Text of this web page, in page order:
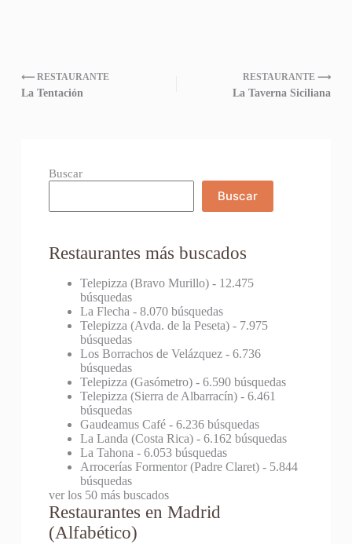
⟵ RESTAURANTE
La Tentación
RESTAURANTE ⟶
La Taverna Siciliana
Buscar
Buscar
Restaurantes más buscados
Telepizza (Bravo Murillo)- 12.475
búsquedas
La Flecha - 8.070 búsquedas
Telepizza (Avda. de la Peseta)- 7.975
búsquedas
Los Borrachos de Velázquez- 6.736
búsquedas
Telepizza (Gasómetro)- 6.590 búsquedas
Telepizza (Sierra de Albarracín)- 6.461
búsquedas
Gaudeamus Café- 6.236 búsquedas
La Landa (Costa Rica)- 6.162 búsquedas
La Tahona - 6.053 búsquedas
Arrocerías Formentor (Padre Claret)- 5.844
búsquedas
ver los 50 más buscados
Restaurantes en Madrid
(Alfabético)